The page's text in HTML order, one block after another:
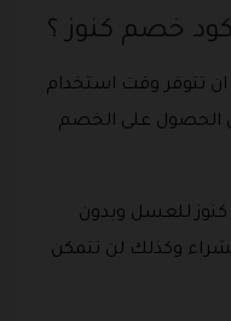
خصم كنوز ؟
تتوفر وقت استخدام
الحصول على الخصم
للعسل وبدون
وكذلك لن تتمكن